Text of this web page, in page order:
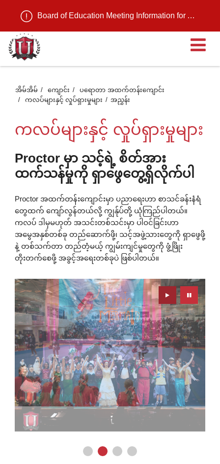
Board of Education Meeting Information for August 11, 2026
ဖွ
အိမ်အိမ် ကျောင်း
ပရောတာ အထက်တန်းကျောင်း
ကလပ်များနှင့် လှုပ်ရှားမှုများ
အညွှန်း
ကလပ်များနှင့် လှုပ်ရှားမှုများ
Proctor မှာ သင့်ရဲ့ စိတ်အား
ထက်သန်မှုကို ရှာဖွေတွေ့ရှိလိုက်ပါ
Proctor အထက်တန်းကျောင်းမှာ ပညာရေးဟာ စာသင်ခန်းနံရံ
တွေထက် ကျော်လွန်တယ်လို့ ကျွန်ုပ်တို့ ယုံကြည်ပါတယ်။
ကလပ် ဒါမှမဟုတ် အသင်းတစ်သင်းမှာ ပါဝင်ခြင်းဟာ
အမွေအနှစ်တစ်ခု တည်ဆောက်ဖို့၊ သင့်အဖွဲ့သားတွေကို ရှာဖွေဖို့
နဲ့ တစ်သက်တာ တည်တံ့မယ့် ကျွမ်းကျင်မှုတွေကို ဖွံ့ဖြိုး
တိုးတက်စေဖို့ အခွင့်အရေးတစ်ခုပဲ ဖြစ်ပါတယ်။
Play Pause